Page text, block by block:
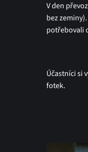
V den
bez
potřebovali
Účastníci si
fotek.